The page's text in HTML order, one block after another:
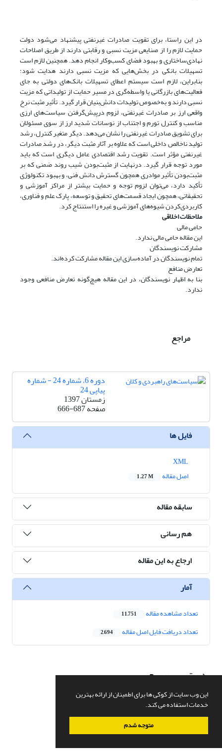
این وب سایت از کوکی ها برای اطمینان از ارائه بهترین
خدمات استفاده می کند.
متوجه شدم
در این راستا، برای تقویت صادرات غیرنفتی پیشنهاد می‌شود دولت
حمایت لازم را از صنایعی مزیت نسبی و رقابتی دارند از طریق اصلاحات
نهادی‌ساختاری و بهبود فضای کسب‌و‌کار انجام دهد. همچنین لازم است
تسهیلات بانکی در بخش‌هایی که مزیت نسبی دارند هدایت شود؛
بنابراین، لازم است سیستم اعطای تسهیلات بانک‌های دولتی به جای
فعالیت‌های بازرگانی یا واسطه‌گری در مسیر حمایت از تولیداتی که مزیت
نسبی دارند و به‌خصوص تولیدات دانش‌بنیان قرار گیرد. تأثیر مثبت نرخ
واقعی ارز بر صادرات غیر‌نفتی، لزوم درپیش‌گرفتن سیاست‌های ارزی
مناسب و کنترل تورم و اجتناب از نوسانات شدید ارز از سوی مسئولان
برای تشویق صادرات غیر‌نفتی را نشان می‌دهد. دیگر متغیر کنترل، رشد
تولید ناخالص داخلی است که علاوه بر آثار مثبت دیگر، در رشد صادرات
غیر‌نفتی مؤثر است. تقویت رشد اقتصادی عامل دیگری است که باید
مورد توجه قرار گیرد. درنهایت از مثبت‌بودن شیب روند ضمنی که بر
مثبت‌بودن تأثیر موادری همچون گسترش دانش فنی، و بهبود تکنولوژی
تأکید دارد، می‌توان لزوم توجه و حمایت بیشتر از مراکز آموزشی و
تحقیقاتی، همچون ایجاد قسمت‌های تحقیق و توسعه، پارک علم و فناوری،
کاربردی‌کردن شیوه‌های آموزشی و غیره را استنتاج کرد.
ملاحظات اخلاقی
حامی مالی
این مقاله حامی مالی ندارد.
مشارکت نویسندگان
تمام نویسندگان در آماده‌سازی این مقاله مشارکت کرده‌اند.
تعارض منافع
بنا به اظهار نویسندگان، در این مقاله هیچ‌گونه تعارض منافعی وجود
ندارد.
مراجع
دوره 6، شماره 24 - شماره
پیاپی 24
زمستان 1397
صفحه666-687
فایل ها
اصل مقاله
1.27 M
سابقه مقاله
هم رسانی
ارجاع به این مقاله
آمار
تعداد مشاهده مقاله 11,751
تعداد دریافت فایل اصل مقاله 2,694
دسترسی سریع
صفحه اصلی
درباره نشریه
اعضای هیات تحریریه
تماس با ما